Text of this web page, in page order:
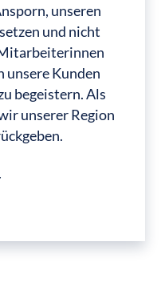
unseren
und nicht
unsere Kunden
begeistern. Als
unserer Region